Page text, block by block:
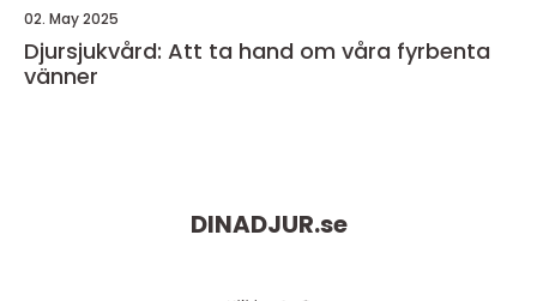
02. May 2025
Djursjukvård: Att ta hand om våra fyrbenta
vänner
DINADJUR.se